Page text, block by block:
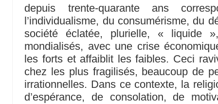
depuis trente-quarante ans
l’individualisme, du consumérisme, du
société éclatée, plurielle, « liquide
mondialisés, avec une crise
les forts et affaiblit les faibles. Ceci
chez les plus fragilisés, beaucoup de
irrationnelles. Dans ce contexte, la
d’espérance, de consolation, de